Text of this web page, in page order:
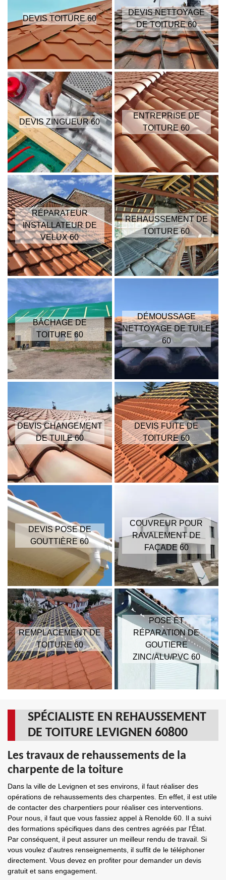
DEVIS TOITURE 60
DEVIS NETTOYAGE
DE TOITURE 60
DEVIS ZINGUEUR 60
ENTREPRISE DE
TOITURE 60
RÉPARATEUR
INSTALLATEUR DE
VELUX 60
REHAUSSEMENT DE
TOITURE 60
BÂCHAGE DE
TOITURE 60
DÉMOUSSAGE
NETTOYAGE DE TUILE
60
DEVIS CHANGEMENT
DE TUILE 60
DEVIS FUITE DE
TOITURE 60
DEVIS POSE DE
GOUTTIÈRE 60
COUVREUR POUR
RAVALEMENT DE
FAÇADE 60
REMPLACEMENT DE
TOITURE 60
POSE ET
RÉPARATION DE
GOUTIERE
ZINC/ALU/PVC 60
SPÉCIALISTE EN REHAUSSEMENT
DE TOITURE LEVIGNEN 60800
Les travaux de rehaussements de la
charpente de la toiture
Dans la ville de Levignen et ses environs, il faut réaliser des
opérations de rehaussements des charpentes. En effet, il est utile
de contacter des charpentiers pour réaliser ces interventions.
Pour nous, il faut que vous fassiez appel à Renolde 60. Il a suivi
des formations spécifiques dans des centres agréés par l'État.
Par conséquent, il peut assurer un meilleur rendu de travail. Si
vous voulez d'autres renseignements, il suffit de le téléphoner
directement. Vous devez en profiter pour demander un devis
gratuit et sans engagement.